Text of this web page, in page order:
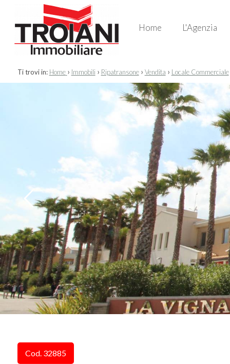
Home L'Agenzia
Ti trovi in: Home › Immobili › Ripatransone › Vendita › Locale Commerciale
Cod. 32885